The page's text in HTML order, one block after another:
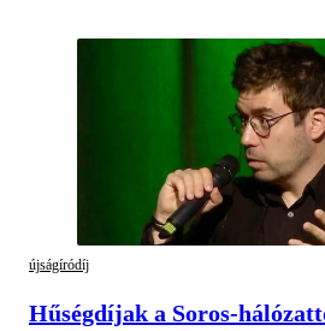
újságíródíj
Hűségdíjak a Soros-